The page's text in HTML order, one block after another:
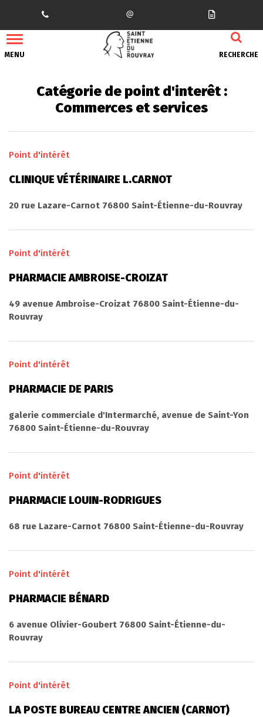
MENU RECHERCHE
Catégorie de point d'interêt :
Commerces et services
Point d'intérêt
CLINIQUE VÉTÉRINAIRE L.CARNOT
20 rue Lazare-Carnot 76800 Saint-Étienne-du-Rouvray
Point d'intérêt
PHARMACIE AMBROISE-CROIZAT
49 avenue Ambroise-Croizat 76800 Saint-Étienne-du-
Rouvray
Point d'intérêt
PHARMACIE DE PARIS
galerie commerciale d'Intermarché, avenue de Saint-Yon
76800 Saint-Étienne-du-Rouvray
Point d'intérêt
PHARMACIE LOUIN-RODRIGUES
68 rue Lazare-Carnot 76800 Saint-Étienne-du-Rouvray
Point d'intérêt
PHARMACIE BÉNARD
6 avenue Olivier-Goubert 76800 Saint-Étienne-du-
Rouvray
Point d'intérêt
LA POSTE BUREAU CENTRE ANCIEN (CARNOT)